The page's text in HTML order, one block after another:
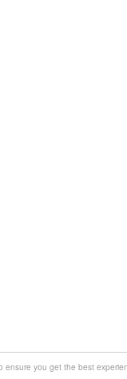
ensure you get the best